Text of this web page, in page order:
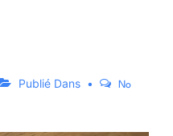
Publié Dans
No